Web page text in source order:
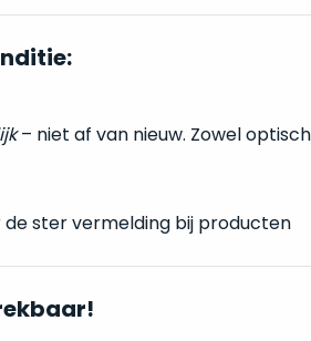
– niet af van nieuw. Zowel
ster vermelding bij producten